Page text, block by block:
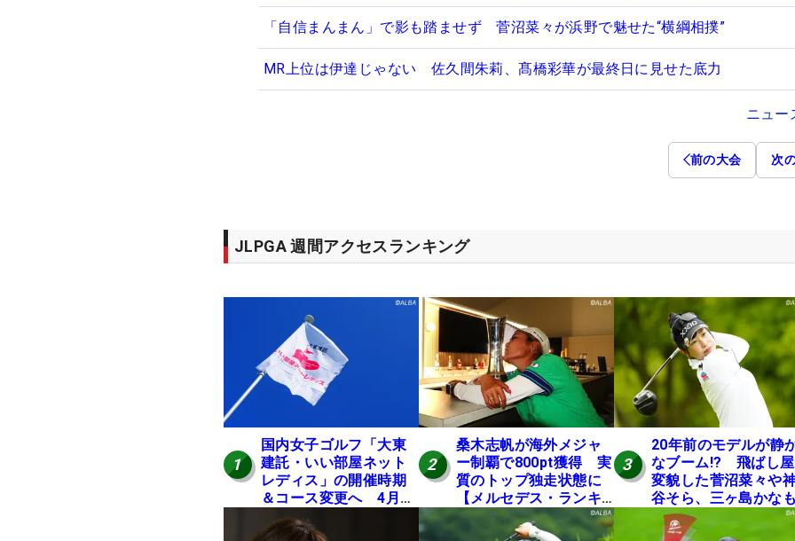
「自信まんまん」で影も踏ませず 菅沼菜々が浜野で魅せた“横綱相撲”
MR上位は伊達じゃない 佐久間朱莉、髙橋彩華が最終日に見せた底力
ニュー
前の大会 次
JLPGA 週間アクセスランキング
1
国内女子ゴルフ「大東
建託・いい部屋ネット
レディス」の開催時期
＆コース変更へ 4月に
岐阜で開催
2
桑木志帆が海外メジャ
ー制覇で800pt獲得 実
質のトップ独走状態に
【メルセデス・ランキ
ング番外編】
3
20年前のモデルが静
なブーム!? 飛ばし
変貌した菅沼菜々や
谷そら、三ヶ島かな
使う“名器”が人気な理
由【ツアープロたち